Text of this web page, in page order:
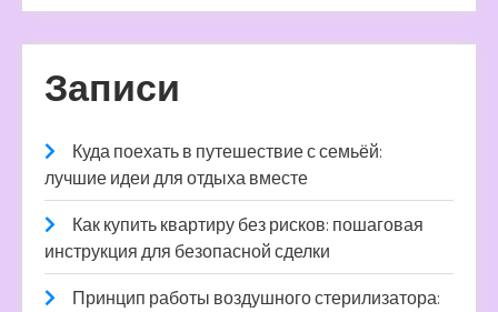
Записи
Куда поехать в путешествие с семьёй:
лучшие идеи для отдыха вместе
Как купить квартиру без рисков: пошаговая
инструкция для безопасной сделки
Принцип работы воздушного стерилизатора: